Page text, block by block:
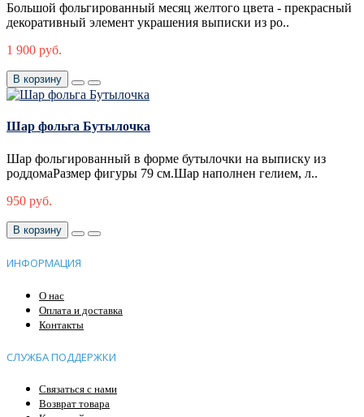
Большой фольгированный месяц желтого цвета - прекрасный
декоративный элемент украшения выписки из ро..
1 900 руб.
В корзину
Шар фольга Бутылочка
Шар фольгированный в форме бутылочки на выписку из
роддомаРазмер фигуры 79 см.Шар наполнен гелием, л..
950 руб.
В корзину
ИНФОРМАЦИЯ
О нас
Оплата и доставка
Контакты
СЛУЖБА ПОДДЕРЖКИ
Связаться с нами
Возврат товара